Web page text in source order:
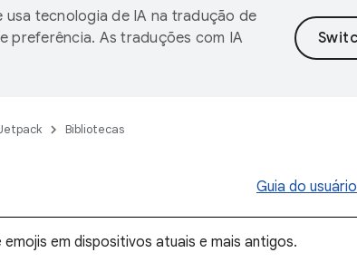
usa tecnologia de IA na tradução de
preferência. As traduções com IA
Bibliotecas
Guia do usuário
em dispositivos atuais e mais antigos.